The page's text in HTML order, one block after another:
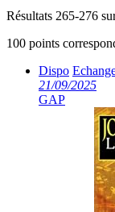
Résultats 265-276
100 points
Dispo
21/09/2025
GAP